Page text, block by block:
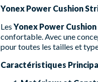
Yonex Power Cushion
Les Yonex Power
confortable. Avec une
pour toutes les tailles et
Caractéristiques